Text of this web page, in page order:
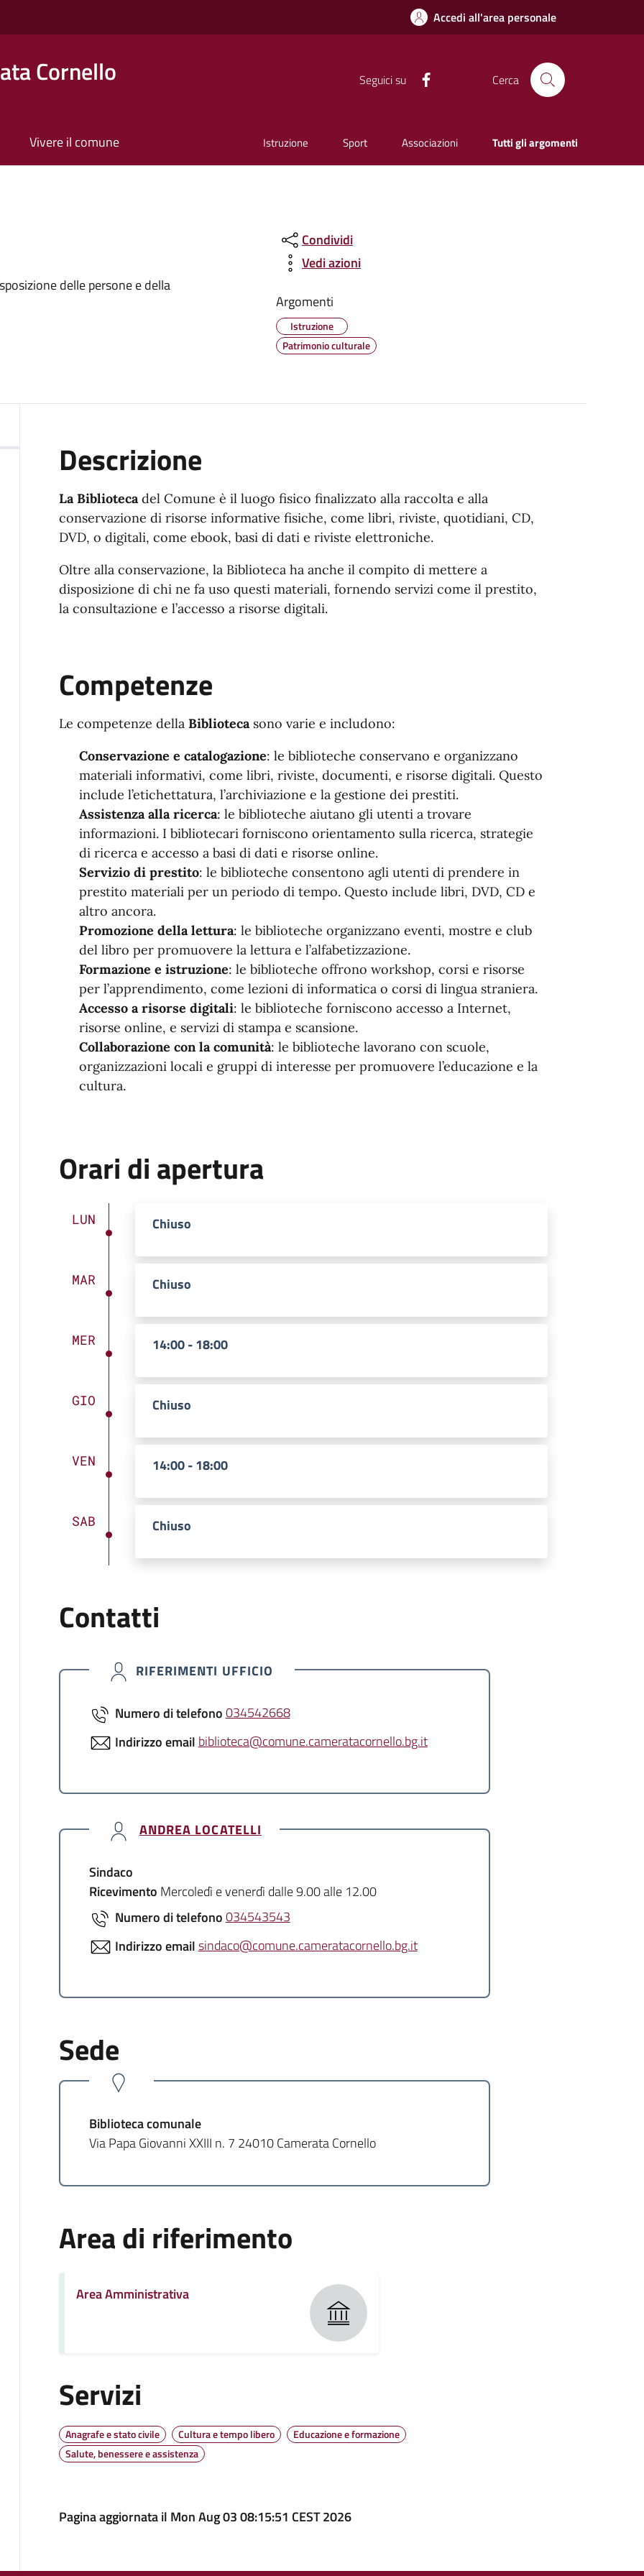
Accedi all'area personale
Cornello Seguici su Cerca
Vivere il comune Istruzione Sport Associazioni Tutti gli argomenti
delle persone e della
Condividi
Vedi azioni
Argomenti
Istruzione
Patrimonio culturale
Descrizione
La Bibliotecadel Comune è il luogo fisico finalizzato alla raccolta e alla
conservazione di risorse informative fisiche, come libri, riviste, quotidiani, CD,
DVD, o digitali, come ebook, basi di dati e riviste elettroniche.
Oltre alla conservazione, la Biblioteca ha anche il compito di mettere a
disposizione di chi ne fa uso questi materiali, fornendo servizi come il prestito,
la consultazione e l’accesso a risorse digitali.
Competenze
Le competenze della Biblioteca sono varie e includono:
Conservazione e catalogazione: le biblioteche conservano e organizzano
materiali informativi, come libri, riviste, documenti, e risorse digitali. Questo
include l’etichettatura, l’archiviazione e la gestione dei prestiti.
Assistenza alla ricerca: le biblioteche aiutano gli utenti a trovare
informazioni. I bibliotecari forniscono orientamento sulla ricerca, strategie
di ricerca e accesso a basi di dati e risorse online.
Servizio di prestito: le biblioteche consentono agli utenti di prendere in
prestito materiali per un periodo di tempo. Questo include libri, DVD, CD e
altro ancora.
Promozione della lettura: le biblioteche organizzano eventi, mostre e club
del libro per promuovere la lettura e l’alfabetizzazione.
Formazione e istruzione: le biblioteche offrono workshop, corsi e risorse
per l’apprendimento, come lezioni di informatica o corsi di lingua straniera.
Accesso a risorse digitali: le biblioteche forniscono accesso a Internet,
risorse online, e servizi di stampa e scansione.
Collaborazione con la comunità: le biblioteche lavorano con scuole,
organizzazioni locali e gruppi di interesse per promuovere l’educazione e la
cultura.
Orari di apertura
LUN Chiuso
MAR Chiuso
MER 14:00 - 18:00
GIO Chiuso
VEN 14:00 - 18:00
SAB Chiuso
Contatti
RIFERIMENTI UFFICIO
Numero di telefono034542668
Indirizzo emailbiblioteca@comune.cameratacornello.bg.it
ANDREA LOCATELLI
Sindaco
Ricevimento Mercoledì e venerdì dalle 9.00 alle 12.00
Numero di telefono034543543
Indirizzo emailsindaco@comune.cameratacornello.bg.it
Sede
Biblioteca comunale
Via Papa Giovanni XXIII n. 7 24010 Camerata Cornello
Area di riferimento
Area Amministrativa
Servizi
Anagrafe e stato civile Cultura e tempo libero
Educazione e formazione
Salute, benessere e assistenza
Pagina aggiornata il Mon Aug 03 08:15:51 CEST 2026